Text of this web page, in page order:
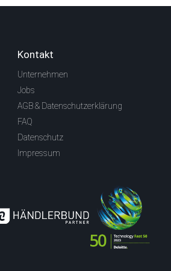
Kontakt
Unternehmen
Jobs
AGB & Datenschutzerklärung
FAQ
Datenschutz
Impressum